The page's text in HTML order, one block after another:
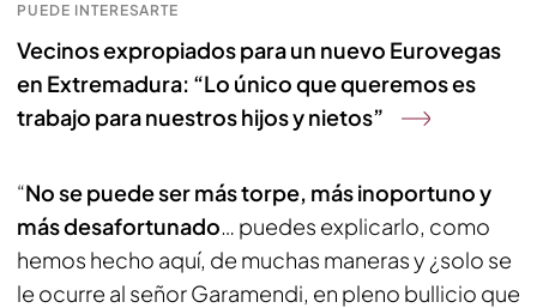
PUEDE INTERESARTE
Vecinos expropiados para un nuevo Eurovegas
en Extremadura: “Lo único que queremos es
trabajo para nuestros hijos y nietos”
“No se puede ser más torpe, más inoportuno y
más desafortunado… puedes explicarlo, como
hemos hecho aquí, de muchas maneras y ¿solo se
le ocurre al señor Garamendi, en pleno bullicio que